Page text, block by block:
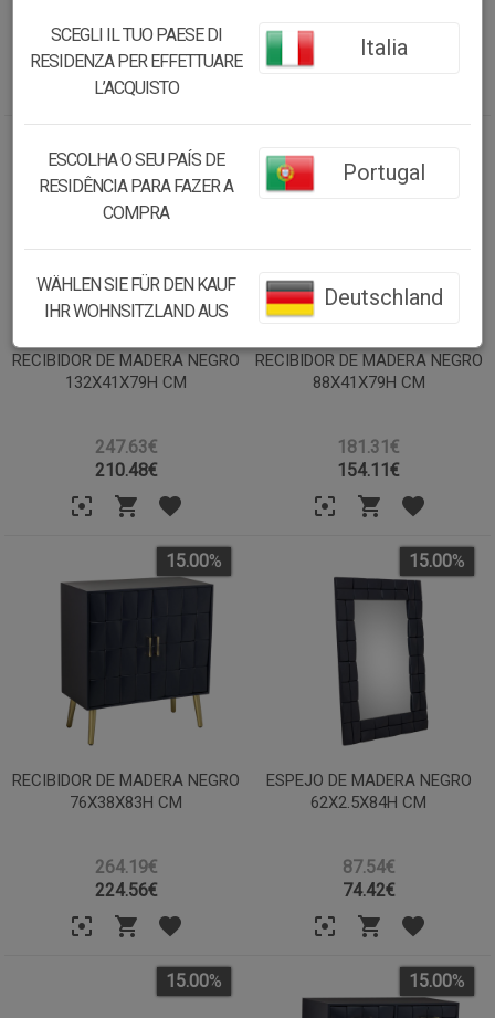
97.73€
83.07€ 89.69€
RECIBIDOR DE MADERA NEGRO
132X41X79H CM
247.63€
210.48€
RECIBIDOR DE MADERA NEGRO
88X41X79H CM
181.31€
154.11€
RECIBIDOR DE MADERA NEGRO
76X38X83H CM
264.19€
15.00%
224.56€
ESPEJO DE MADERA NEGRO
62X2.5X84H CM
87.54€
15.00%
74.42€
15.00% 15.00%
SCEGLI IL TUO PAESE DI
RESIDENZA PER EFFETTUARE
L’ACQUISTO
Italia
ESCOLHA O SEU PAÍS DE
RESIDÊNCIA PARA FAZER A
COMPRA
Portugal
WÄHLEN SIE FÜR DEN KAUF
IHR WOHNSITZLAND AUS
Deutschland